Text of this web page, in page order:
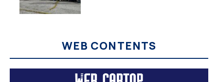
WEB CONTENTS